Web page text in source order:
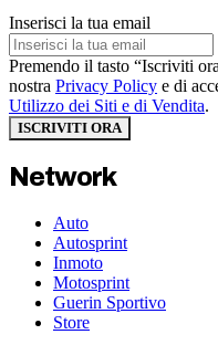
Inserisci la tua email
Premendo il tasto “Iscriviti
nostra Privacy Policy e di
Utilizzo dei Siti e di Vendita.
ISCRIVITI ORA
Network
Auto
Autosprint
Inmoto
Motosprint
Guerin Sportivo
Store